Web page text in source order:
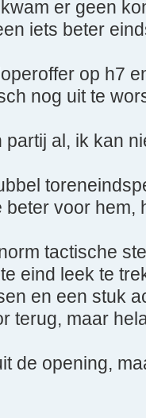
er geen
iets beter
op h7
nog uit te
al, ik kan
beter voor hem,
tactische
eind leek te
en een stuk
terug, maar
de opening,